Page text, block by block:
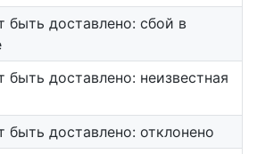
быть доставлено: сбой в
доставлено: неизвестная
доставлено: отклонено